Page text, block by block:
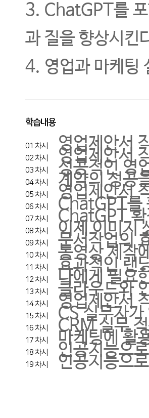
3. ChatGPT를 포
과 질을 향상시킨
4. 영업과 마케팅
학습내용
01 차시 영업제안서
02 차시 영업제안서
03 차시 성공적인 영
04 차시 계약의 성공
05 차시 영업제안서
06 차시 ChatGPT를
07 차시 ChatGPT 확
08 차시 이제 이미지
09 차시 문서작업의
10 차시 동영상 제작
11 차시 효과적인 랜
12 차시 나에게 필요
13 차시 클라우드와
14 차시 영업제안서
15 차시 CS 실무자
16 차시 CRM 실무
17 차시 마케팅에 활
18 차시 인공지능으
19 차시 인공지능으